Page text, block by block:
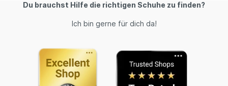
Du brauchst Hilfe die richtigen Schuhe zu finden?
Ich bin gerne für dich da!